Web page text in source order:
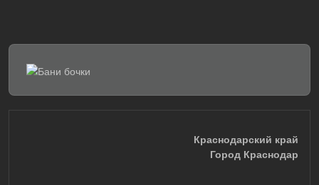
Краснодарский край
Город Краснодар